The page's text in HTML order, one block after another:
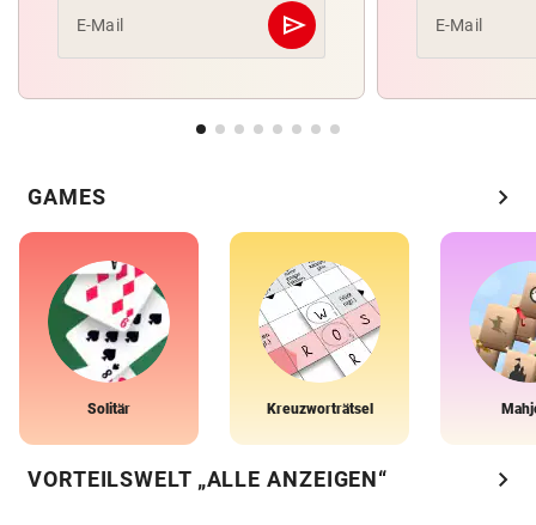
E-Mail send
Abschicken E-Mail
GAMES chevron_right
Solitär Kreuzworträtsel
VORTEILSWELT „ALLE ANZEIGEN“ chevron_right